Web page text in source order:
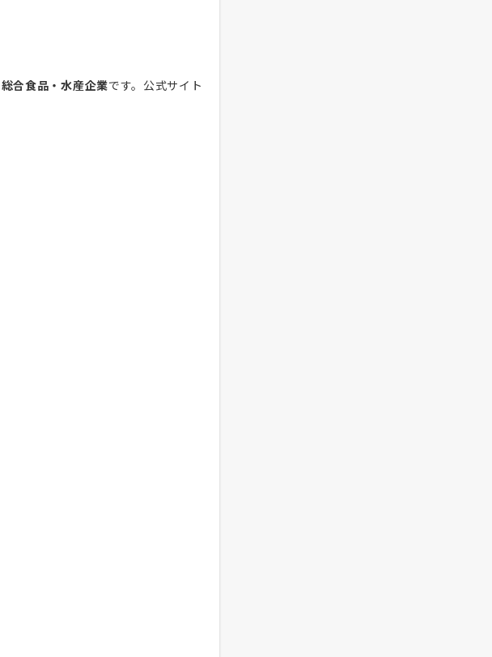
総合食品・水産企業です。公式サイト